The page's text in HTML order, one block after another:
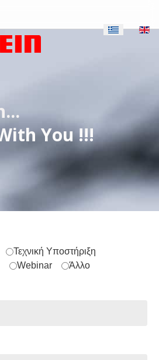
You !!!
Τεχνική Υποστήριξη
Webinar Άλλο